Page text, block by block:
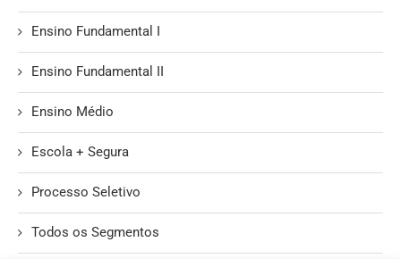
Ensino Fundamental I
Ensino Fundamental II
Ensino Médio
Escola + Segura
Processo Seletivo
Todos os Segmentos